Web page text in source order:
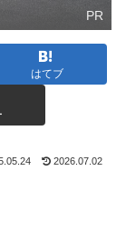
PR
はてブ
2026.07.02